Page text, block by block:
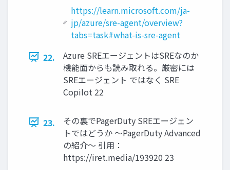
https://learn.microsoft.com/ja-
jp/azure/sre-agent/overview?
tabs=task#what-is-sre-agent
22.
Azure SREエージェントはSREなのか
機能面からも読み取れる。厳密には
SREエージェント ではなく SRE
Copilot 22
23.
その裏でPagerDuty SREエージェン
トではどうか 〜PagerDuty Advanced
の紹介〜 引用：
https://iret.media/193920 23